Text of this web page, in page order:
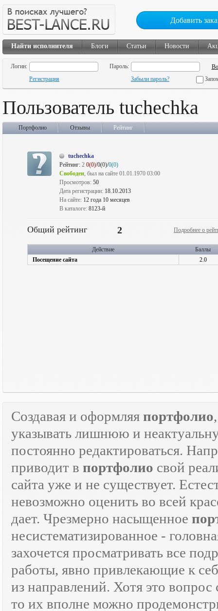
Добавить
Найти исполнителя Блоги Статьи Новости
Логин:
Пароль:
Регистрация
Забыли пароль?
Пользователь tuchechka
Портфолио Отзывы Рейтинг
tuchechka
Рейтинг: 2 0(0)/0(0)/0(0)
Свободен, был на сайте 01.01.1970 03:00
Просмотров: 50
Дата регистрации: 18.10.2013
На сайте: 12 года 10 месяцев
В каталоге: 8123-й
Общий рейтинг 2 Подробнее о
Действие
Баллы
Посещение сайта
2.0
Создавая и оформляя портфолио
указывать лишнюю и
постоянно редактироваться.
приводит в портфолио свой
сайта уже и не существует.
невозможно оценить во всей
дает. Чрезмерно насыщенное
несистематизированное -
захочется просматривать все
работы, явно привлекающие к
из направлений. Хотя это
то их вполне можно